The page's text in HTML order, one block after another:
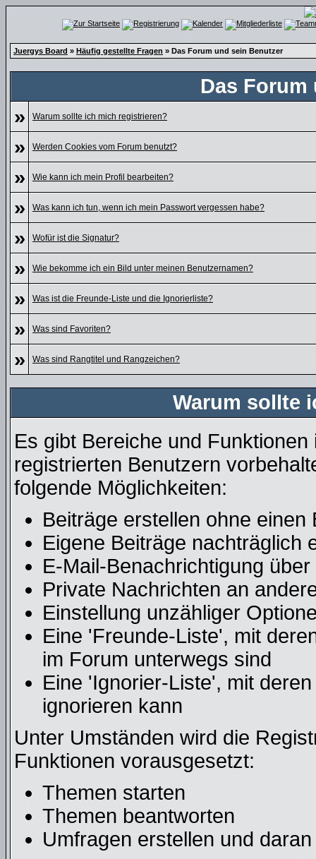
Juergys Board » Häufig gestellte Fragen » Das Forum und sein Benutzer
Das
»
Warum sollte ich mich registrieren?
» Werden Cookies vom Forum benutzt?
» Wie kann ich mein Profil bearbeiten?
» Was kann ich tun, wenn ich mein Passwort vergessen habe?
» Wofür ist die Signatur?
» Wie bekomme ich ein Bild unter meinen Benutzernamen?
» Was ist die Freunde-Liste und die Ignorierliste?
» Was sind Favoriten?
» Was sind Rangtitel und Rangzeichen?
Warum sollte
Es gibt Bereiche und
registrierten Benutzern
folgende Möglichkeiten:
Beiträge erstellen ohne
Eigene Beiträge nachträglich
E-Mail-Benachrichtigung
Private Nachrichten an
Einstellung unzähliger
Eine 'Freunde-Liste', mit
im Forum unterwegs sind
Eine 'Ignorier-Liste', mit
ignorieren kann
Unter Umständen wird die
Funktionen vorausgesetzt:
Themen starten
Themen beantworten
Umfragen erstellen und